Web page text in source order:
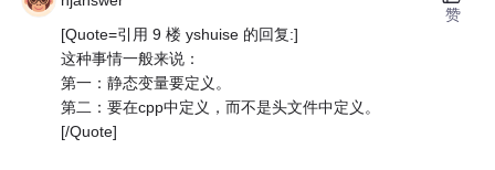
[Quote=引用 9 楼 yshuise 的回复:]
这种事情一般来说：
第一：静态变量要定义。
第二：要在cpp中定义，而不是头文件中定义。
[/Quote]
赞